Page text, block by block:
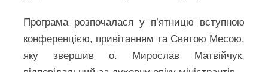
Програма розпочалася у п’ятницю вступною
конференцією, привітанням та Святою Месою,
яку звершив о. Мирослав Матвійчук,